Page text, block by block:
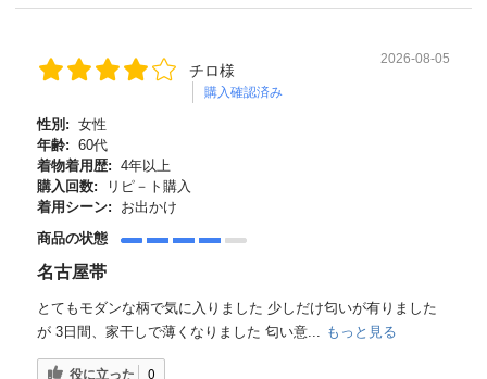
チロ様
購入確認済み
2026-08-05
性別: 女性
年齢: 60代
着物着用歴: 4年以上
購入回数:
リピ－ト購入
着用シーン:
お出かけ
商品の状態
名古屋帯
とてもモダンな柄で気に入りました 少しだけ匂いが有りました
が 3日間、家干しで薄くなりました 匂い意... もっと見る
役に立った 0